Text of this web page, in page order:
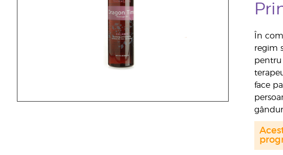
În
regim
pentru
face